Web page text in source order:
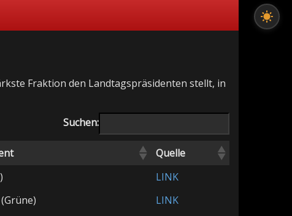
Fraktion den Landtagspräsidenten stellt, in
Suchen:
Quelle
LINK
LINK